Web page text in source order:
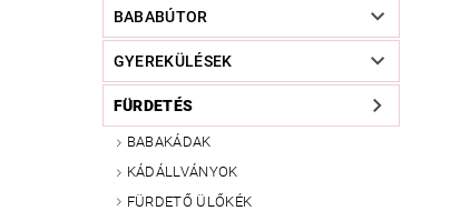
TÖRZSVÁSÁRLÓI PROGRAM RÓLUNK
BABABÚTOR
GYEREKÜLÉSEK
FÜRDETÉS
BABAKÁDAK
KÁDÁLLVÁNYOK
FÜRDETŐ ÜLŐKÉK